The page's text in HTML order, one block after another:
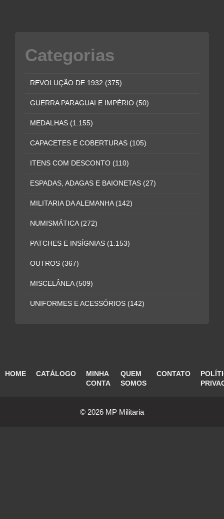
Categorias
REVOLUÇÃO DE 1932 (375)
GUERRA PARAGUAI E IMPÉRIO (50)
MEDALHAS (1.155)
CAPACETES E COBERTURAS (105)
ITENS COM DESCONTO (110)
ESPADAS, ADAGAS E BAIONETAS (27)
MILITARIA DA ALEMANHA (142)
NUMISMÁTICA (272)
PATCHES E INSÍGNIAS (1.153)
OUTROS (367)
MISCELÂNEA (509)
UNIFORMES E ACESSÓRIOS (142)
HOME CATÁLOGO
MINHA
CONTA
QUEM
SOMOS
CONTATO
© 2026 MP Militaria